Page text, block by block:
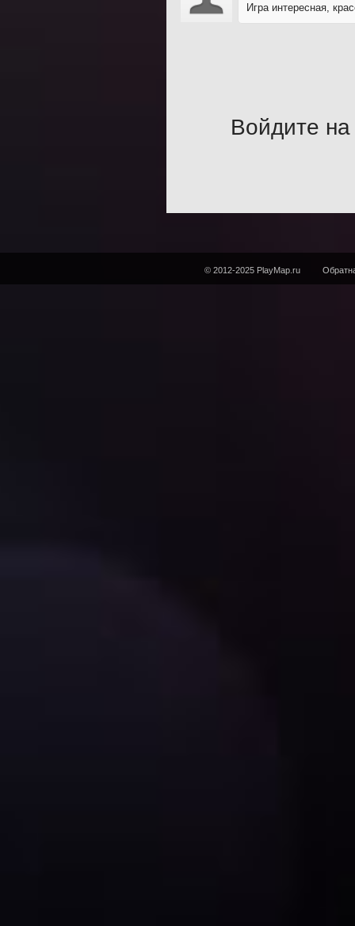
Игра интересная,
Войдите на
© 2012-2025 PlayMap.ru